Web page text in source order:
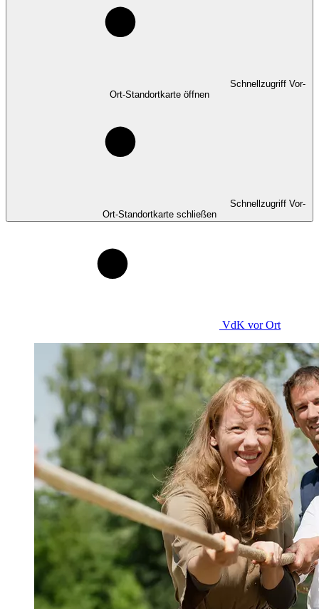
Schnellzugriff Vor-
Ort-Standortkarte öffnen
Schnellzugriff Vor-
Ort-Standortkarte schließen
VdK vor Ort